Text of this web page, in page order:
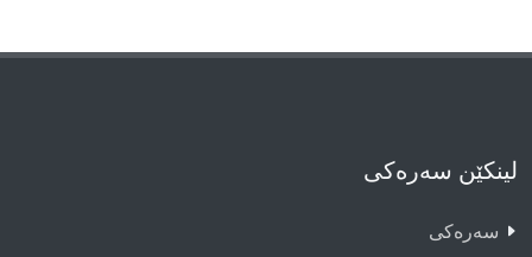
لینکێن سەرەکی
سەرەکى